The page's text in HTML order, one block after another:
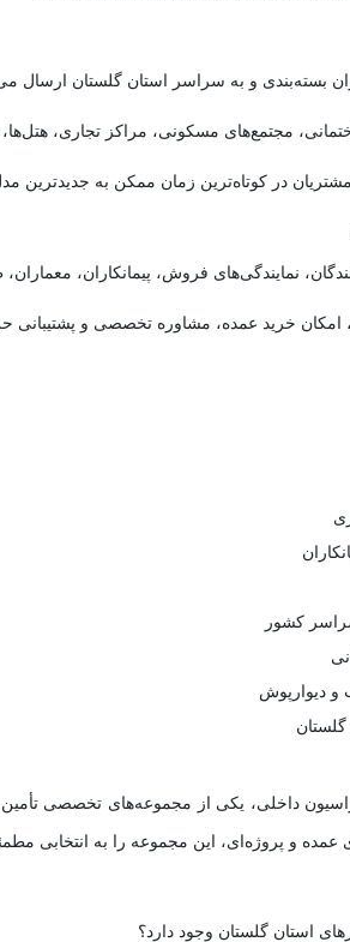
بسته‌بندی و به سراسر استان گلستان ارسال
مجتمع‌های مسکونی، مراکز تجاری،
در کوتاه‌ترین زمان ممکن به جدیدترین
نمایندگی‌های فروش، پیمانکاران،
خرید عمده، مشاوره تخصصی و پشتیبانی
کشور
و دیوارپوش
و پروژه‌ای، این مجموعه را به انتخابی
استان گلستان وجود دارد؟